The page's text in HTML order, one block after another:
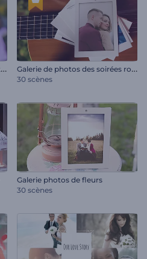
D
iaporama - Beauté dans la nature G
alerie de photos des soirées romantiques
30 scènes
Galerie photos de fleurs
30 scènes